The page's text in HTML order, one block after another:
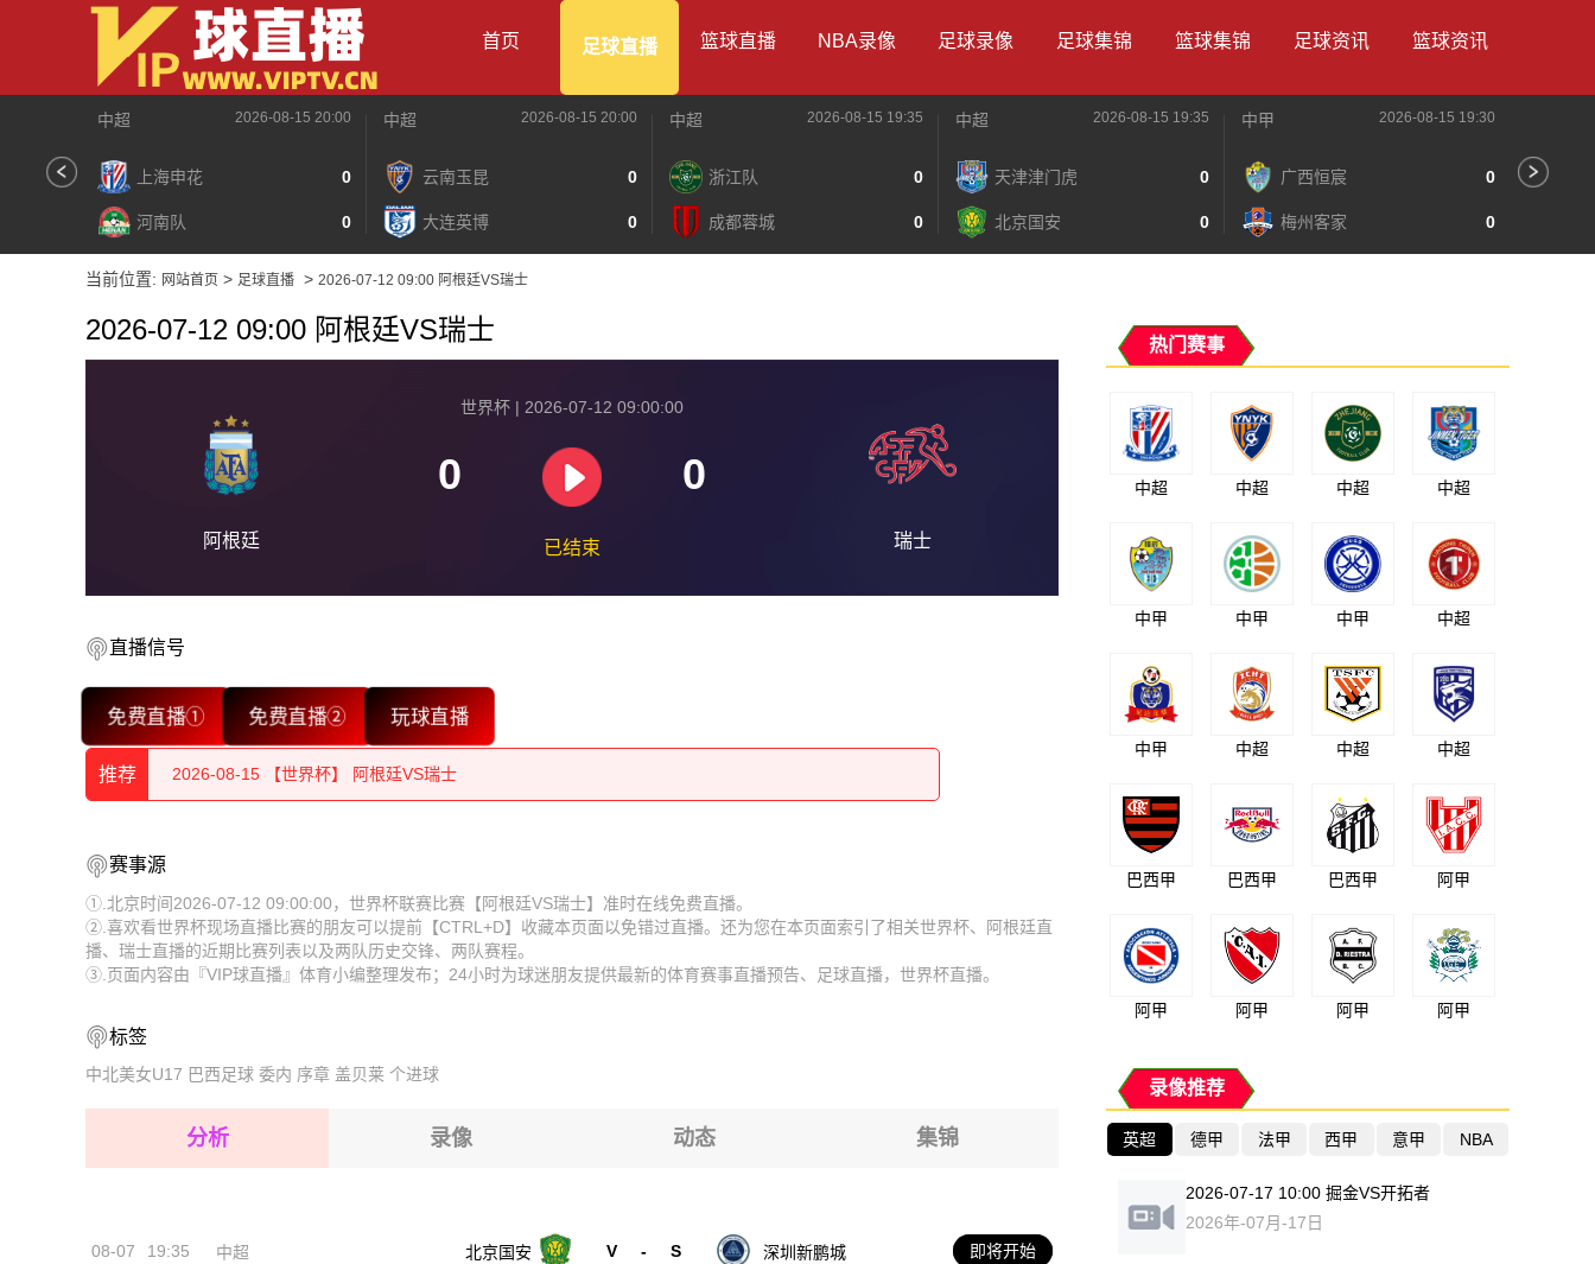
首页 足球直播 篮球直播 NBA录像 足球录像 足球集锦 篮球集锦 足球资讯 篮球资讯
中超 2026-08-15 20:00
上海申花 0
河南队 0
中超 2026-08-15 20:00
云南玉昆 0
大连英博 0
中超 2026-08-15 19:35
浙江队 0
成都蓉城 0
中超 2026-08-15 19:35
天津津门虎 0
北京国安 0
中甲 2026-08-15 19:30
广西恒宸 0
梅州客家 0
当前位置: 网站首页 > 足球直播 > 2026-07-12 09:00 阿根廷VS瑞士
2026-07-12 09:00 阿根廷VS瑞士
阿根廷
世界杯 | 2026-07-12 09:00:00
0 0
已结束 瑞士
直播信号
免费直播① 免费直播② 玩球直播
推荐
2026-08-15 【世界杯】 阿根廷VS瑞士
2026-08-15 【世界杯】 阿根廷VS瑞士
2026-08-15 【世界杯】 阿根廷VS瑞士
2026-08-15 【世界杯】 阿根廷VS瑞士
2026-08-15 【世界杯】 阿根廷VS瑞士
2026-08-14 【世界杯】 阿根廷VS瑞士
2026-08-15 【世界杯】 阿根廷VS瑞士
2026-08-15 【世界杯】 阿根廷VS瑞士
2026-08-15 【世界杯】 阿根廷VS瑞士
2026-08-15 【世界杯】 阿根廷VS瑞士
赛事源
①.北京时间2026-07-12 09:00:00，世界杯联赛比赛【阿根廷VS瑞士】准时在线免费直播。
②.喜欢看世界杯现场直播比赛的朋友可以提前【CTRL+D】收藏本页面以免错过直播。还为您在本页面索引了相关世界杯、阿根廷直
播、瑞士直播的近期比赛列表以及两队历史交锋、两队赛程。
③.页面内容由『VIP球直播』体育小编整理发布；24小时为球迷朋友提供最新的体育赛事直播预告、足球直播，世界杯直播。
标签
中北美女U17 巴西足球 委内 序章 盖贝莱 个进球
分析 录像 动态 集锦
08-07 19:35 中超 北京国安 V - S 深圳新鹏城 即将开始
热门赛事
中超 中超 中超 中超
中甲 中甲 中甲 中超
中甲 中超 中超 中超
巴西甲 巴西甲 巴西甲 阿甲
阿甲 阿甲 阿甲 阿甲
录像推荐
英超 德甲 法甲 西甲 意甲 NBA
2026-07-17 10:00 掘金VS开拓者
2026年-07月-17日